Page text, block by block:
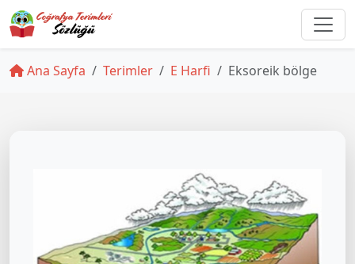
Ana Sayfa Terimler E Harfi Eksoreik bölge